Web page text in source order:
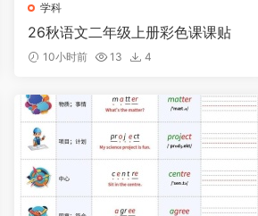
学科
26秋语文二年级上册彩色课课贴
10小时前 13 4